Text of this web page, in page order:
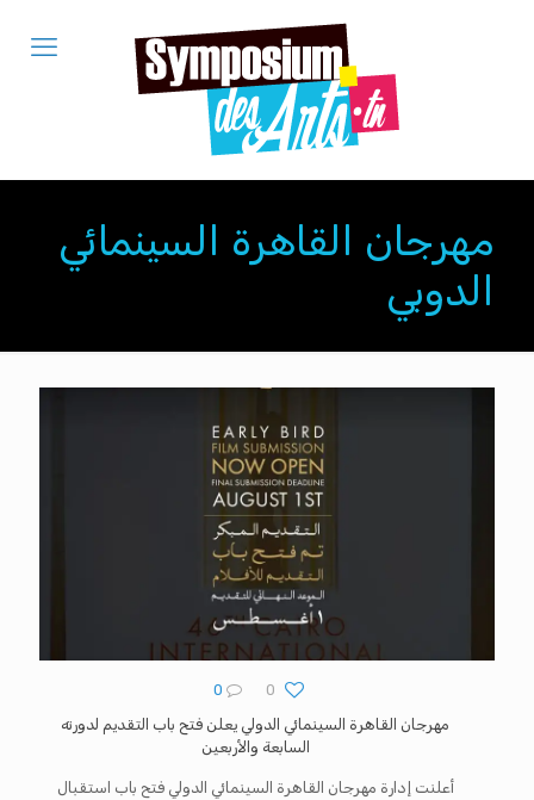
مهرجان القاهرة السينمائي
الدوبي
0
0
مهرجان القاهرة السينمائي الدولي يعلن فتح باب التقديم لدورته
السابعة والأربعين
أعلنت إدارة مهرجان القاهرة السينمائي الدولي فتح باب استقبال